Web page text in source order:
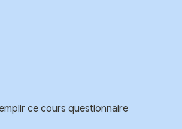
ce cours questionnaire